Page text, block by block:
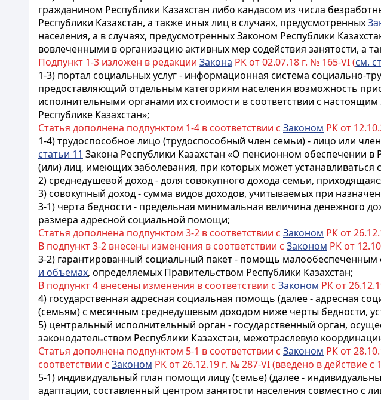
гражданином Республики Казахстан либо кандасом из числа
Республики Казахстан, а также иных лиц в случаях, предусмотренных
населения, а в случаях, предусмотренных Законом Республики
вовлеченными в организацию активных мер содействия занятости, а
Подпункт 1-3 изложен в редакции Закона РК от 02.07.18 г. № 165-VI (см.
1-3) портал социальных услуг - информационная система социально-
предоставляющий отдельным категориям населения возможность
исполнительными органами их стоимости в соответствии с
Республике Казахстан»;
Статья дополнена подпунктом 1-4 в соответствии с Законом РК от
1-4) трудоспособное лицо (трудоспособный член семьи) - лицо или
статьи 11 Закона Республики Казахстан «О пенсионном обеспечении
(или) лиц, имеющих заболевания, при которых может устанавливаться
2) среднедушевой доход - доля совокупного дохода семьи,
3) совокупный доход - сумма видов доходов, учитываемых при
3-1) черта бедности - предельная минимальная величина денежного
размера адресной социальной помощи;
Статья дополнена подпунктом 3-2 в соответствии с Законом РК от
В подпункт 3-2 внесены изменения в соответствии с Законом РК от
3-2) гарантированный социальный пакет - помощь
и объемах, определяемых Правительством Республики Казахстан;
В подпункт 4 внесены изменения в соответствии с Законом РК от
4) государственная адресная социальная помощь (далее - адресная
(семьям) с месячным среднедушевым доходом ниже черты бедности,
5) центральный исполнительный орган - государственный орган,
законодательством Республики Казахстан, межотраслевую
Статья дополнена подпунктом 5-1 в соответствии с Законом РК от
соответствии с Законом РК от 26.12.19 г. № 287-VI (введено в действие с
5-1) индивидуальный план помощи лицу (семье)(далее -
адаптации, составленный центром занятости населения совместно